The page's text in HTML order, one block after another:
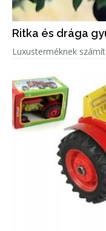
Ritka és drága
Luxusterméknek